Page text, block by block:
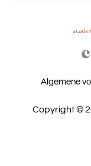
Algemene
Copyright ©